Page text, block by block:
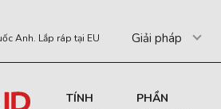
Anh. Lắp ráp tại EU Giải pháp
TÍNH
PHẦN